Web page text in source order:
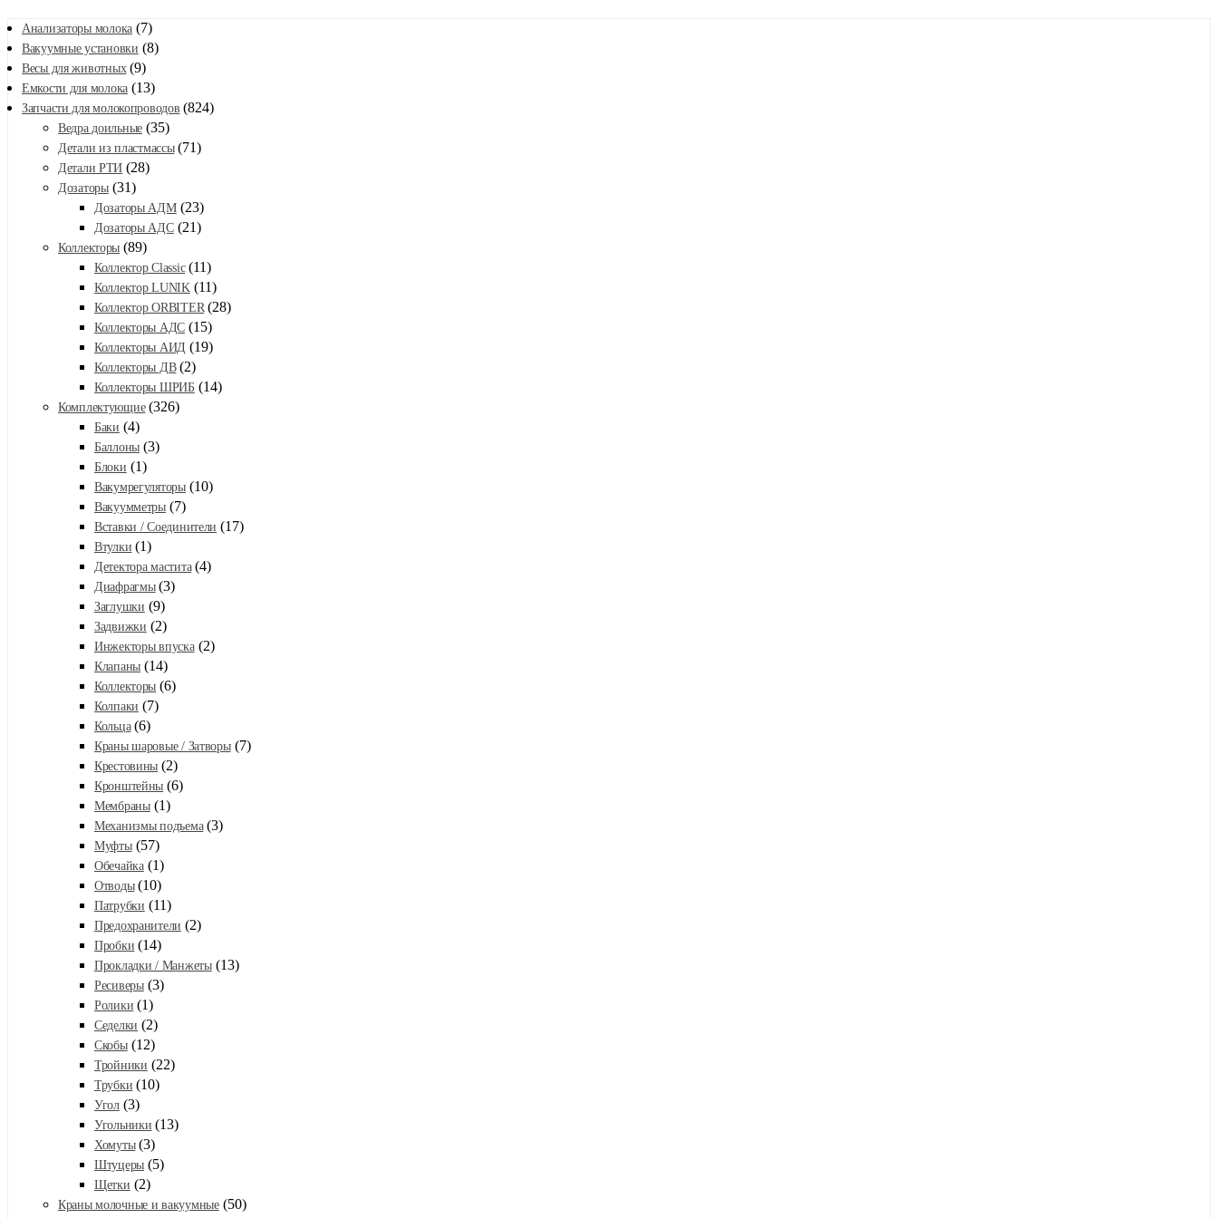
Анализаторы молока (7)
Вакуумные установки (8)
Весы для животных (9)
Емкости для молока (13)
Запчасти для молокопроводов (824)
Ведра доильные (35)
Детали из пластмассы (71)
Детали РТИ (28)
Дозаторы (31)
Дозаторы АДМ (23)
Дозаторы АДС (21)
Коллекторы (89)
Коллектор Classic (11)
Коллектор LUNIK (11)
Коллектор ORBITER (28)
Коллекторы АДС (15)
Коллекторы АИД (19)
Коллекторы ДВ (2)
Коллекторы ШРИБ (14)
Комплектующие (326)
Баки (4)
Баллоны (3)
Блоки (1)
Вакумрегуляторы (10)
Вакуумметры (7)
Вставки / Соединители (17)
Втулки (1)
Детектора мастита (4)
Диафрагмы (3)
Заглушки (9)
Задвижки (2)
Инжекторы впуска (2)
Клапаны (14)
Коллекторы (6)
Колпаки (7)
Кольца (6)
Краны шаровые / Затворы (7)
Крестовины (2)
Кронштейны (6)
Мембраны (1)
Механизмы подъема (3)
Муфты (57)
Обечайка (1)
Отводы (10)
Патрубки (11)
Предохранители (2)
Пробки (14)
Прокладки / Манжеты (13)
Ресиверы (3)
Ролики (1)
Седелки (2)
Скобы (12)
Тройники (22)
Трубки (10)
Угол (3)
Угольники (13)
Хомуты (3)
Штуцеры (5)
Щетки (2)
Краны молочные и вакуумные (50)